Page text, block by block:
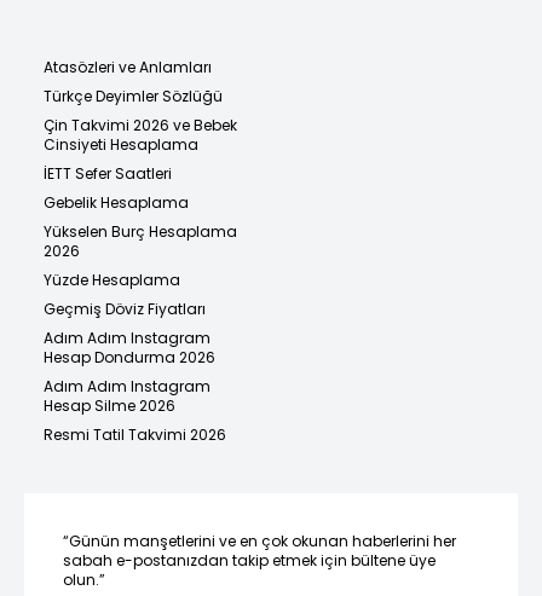
Atasözleri ve Anlamları
Türkçe Deyimler Sözlüğü
Çin Takvimi 2026 ve Bebek
Cinsiyeti Hesaplama
İETT Sefer Saatleri
Gebelik Hesaplama
Yükselen Burç Hesaplama
2026
Yüzde Hesaplama
Geçmiş Döviz Fiyatları
Adım Adım Instagram
Hesap Dondurma 2026
Adım Adım Instagram
Hesap Silme 2026
Resmi Tatil Takvimi 2026
“Günün manşetlerini ve en çok okunan haberlerini her
sabah e-postanızdan takip etmek için bültene üye
olun.”